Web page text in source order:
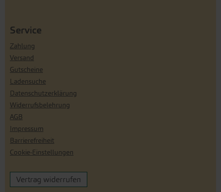
Service
Zahlung
Versand
Gutscheine
Ladensuche
Datenschutzerklärung
Widerrufsbelehrung
AGB
Impressum
Barrierefreiheit
Cookie-Einstellungen
Vertrag widerrufen